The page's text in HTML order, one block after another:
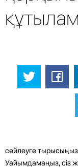
сөйлеуге тырысыңыз
Уайымдамаңыз, сіз